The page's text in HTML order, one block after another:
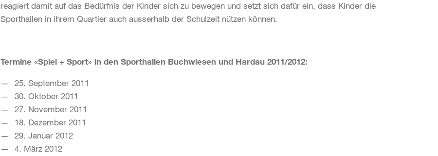
reagiert damit auf das Bedürfnis der Kinder sich zu bewegen und setzt sich dafür ein, dass Kinder die
Sporthallen in ihrem Quartier auch ausserhalb der Schulzeit nützen können.
Termine «Spiel + Sport» in den Sporthallen Buchwiesen und Hardau 2011/2012:
25. September 2011
30. Oktober 2011
27. November 2011
18. Dezember 2011
29. Januar 2012
4. März 2012